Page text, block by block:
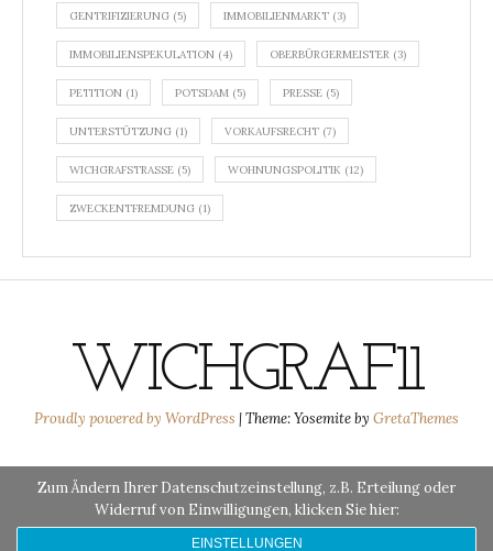
GENTRIFIZIERUNG (5) IMMOBILIENMARKT (3)
IMMOBILIENSPEKULATION (4) OBERBÜRGERMEISTER (3)
PETITION (1) POTSDAM (5) PRESSE (5)
UNTERSTÜTZUNG (1) VORKAUFSRECHT (7)
WICHGRAFSTRASSE (5) WOHNUNGSPOLITIK (12)
ZWECKENTFREMDUNG (1)
WICHGRAF11
Proudly powered by WordPress |Theme: Yosemite by GretaThemes
Zum Ändern Ihrer Datenschutzeinstellung, z.B. Erteilung oder
Widerruf von Einwilligungen, klicken Sie hier:
EINSTELLUNGEN